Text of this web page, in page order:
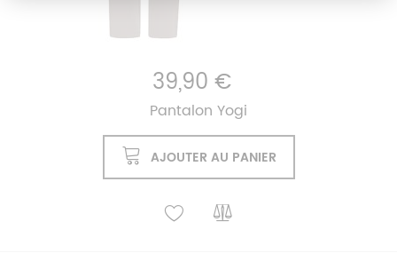
39,90 €
Pantalon Yogi
AJOUTER AU PANIER